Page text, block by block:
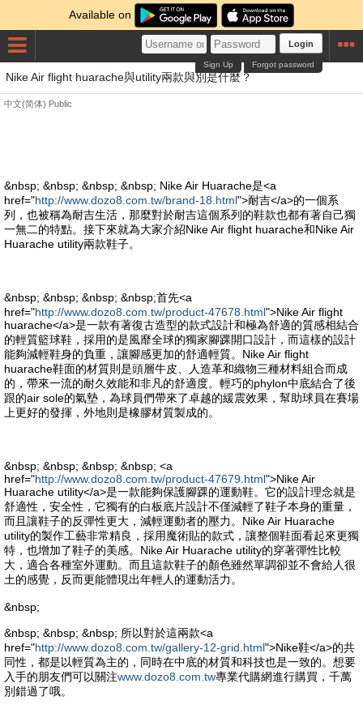
Available on
Login
Forgot password
Sign Up
Nike Air flight huarache與utility兩款與別是什麼？
中文(简体) Public
&nbsp; &nbsp; &nbsp; &nbsp; Nike Air Huarache是<a
href="http://www.dozo8.com.tw/brand-18.html">耐吉</a>的一個系
列，也被稱為耐吉生活，那麼對於耐吉這個系列的鞋款也都有著自己獨
一無二的特點。接下來就為大家介紹Nike Air flight huarache和Nike Air
Huarache utility兩款鞋子。
&nbsp; &nbsp; &nbsp; &nbsp;首先<a
href="http://www.dozo8.com.tw/product-47678.html">Nike Air flight
huarache</a>是一款有著復古造型的款式設計和極為舒適的質感相結合
的輕質籃球鞋，採用的是風靡全球的獨家腳踝開口設計，而這樣的設計
能夠減輕鞋身的負重，讓腳感更加的舒適輕質。Nike Air flight
huarache鞋面的材質則是頭層牛皮、人造革和織物三種材料組合而成
的，帶來一流的耐久效能和非凡的舒適度。輕巧的phylon中底結合了後
跟的air sole的氣墊，為球員們帶來了卓越的緩震效果，幫助球員在賽場
上更好的發揮，外地則是橡膠材質製成的。
&nbsp; &nbsp; &nbsp; &nbsp; <a
href="http://www.dozo8.com.tw/product-47679.html">Nike Air
Huarache utility</a>是一款能夠保護腳踝的運動鞋。它的設計理念就是
舒適性，安全性，它獨有的白板底片設計不僅減輕了鞋子本身的重量，
而且讓鞋子的反彈性更大，減輕運動者的壓力。Nike Air Huarache
utility的製作工藝非常精良，採用魔術貼的款式，讓整個鞋面看起來更獨
特，也增加了鞋子的美感。Nike Air Huarache utility的穿著彈性比較
大，適合各種室外運動。而且這款鞋子的顏色雖然單調卻並不會給人很
土的感覺，反而更能體現出年輕人的運動活力。
&nbsp;
&nbsp; &nbsp; &nbsp; 所以對於這兩款<a
href="http://www.dozo8.com.tw/gallery-12-grid.html">Nike鞋</a>的共
同性，都是以輕質為主的，同時在中底的材質和科技也是一致的。想要
入手的朋友們可以關注www.dozo8.com.tw專業代購網進行購買，千萬
別錯過了哦。